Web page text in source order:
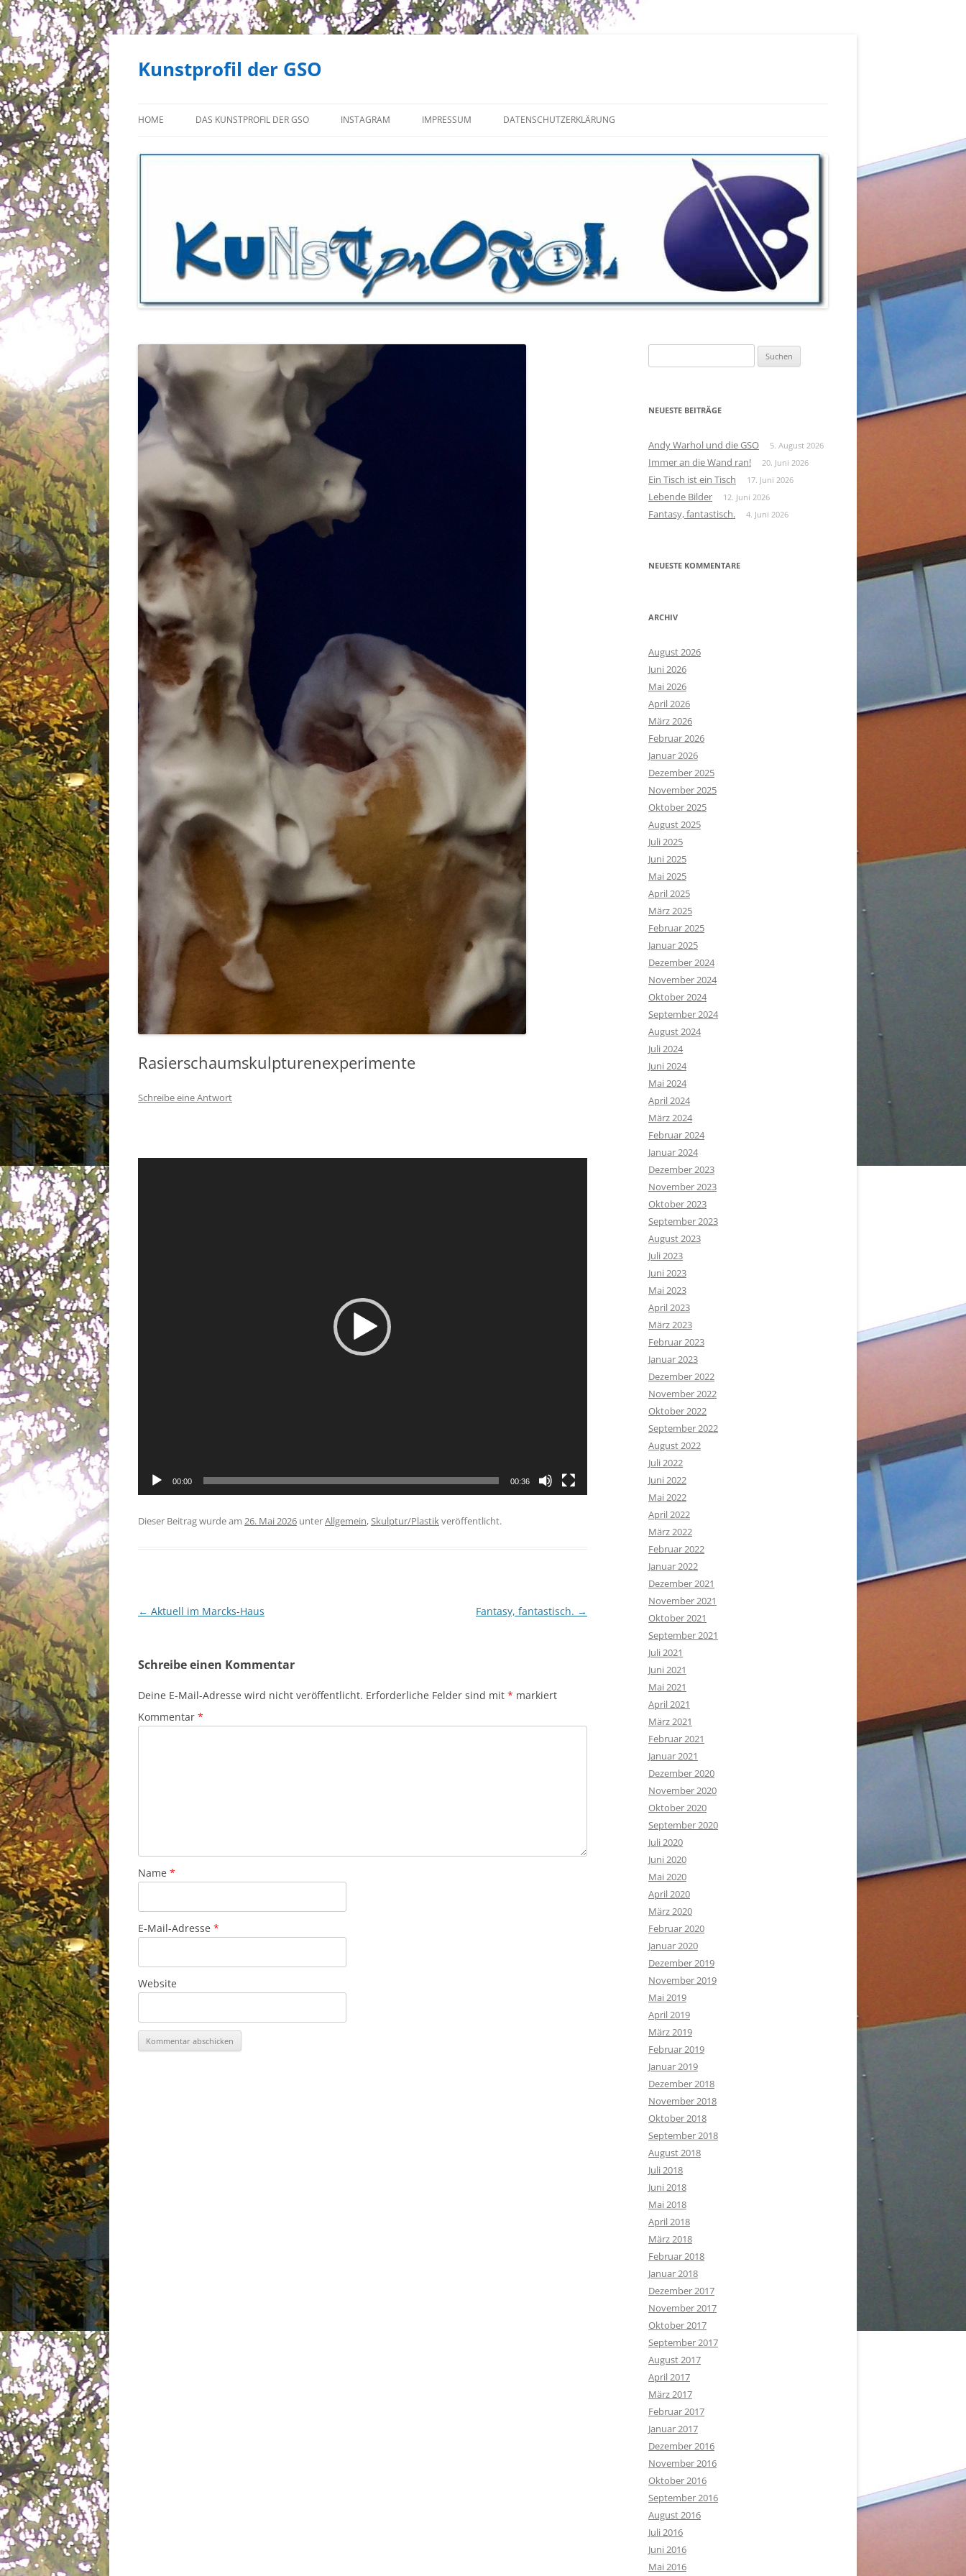
Zum
Kunstprofil der GSO
HOME DAS KUNSTPROFIL DER GSO INSTAGRAM IMPRESSUM DATENSCHUTZERKLÄRUNG
Rasierschaumskulpturenexperimente
Schreibe eine Antwort
00:00 00:36
Dieser Beitrag wurde am 26. Mai 2026 unterAllgemein,Skulptur/Plastikveröffentlicht.
Beitragsnavigation
← Aktuell im Marcks-Haus Fantasy, fantastisch. →
Schreibe einen Kommentar
Deine E-Mail-Adresse wird nicht veröffentlicht. Erforderliche Felder sind mit * markiert
Kommentar *
Name *
E-Mail-Adresse *
Website
nach:
NEUESTE BEITRÄGE
Andy Warhol und die GSO 5. August 2026
Immer an die Wand ran! 20. Juni 2026
Ein Tisch ist ein Tisch 17. Juni 2026
Lebende Bilder 12. Juni 2026
Fantasy, fantastisch. 4. Juni 2026
NEUESTE KOMMENTARE
ARCHIV
August 2026
Juni 2026
Mai 2026
April 2026
März 2026
Februar 2026
Januar 2026
Dezember 2025
November 2025
Oktober 2025
August 2025
Juli 2025
Juni 2025
Mai 2025
April 2025
März 2025
Februar 2025
Januar 2025
Dezember 2024
November 2024
Oktober 2024
September 2024
August 2024
Juli 2024
Juni 2024
Mai 2024
April 2024
März 2024
Februar 2024
Januar 2024
Dezember 2023
November 2023
Oktober 2023
September 2023
August 2023
Juli 2023
Juni 2023
Mai 2023
April 2023
März 2023
Februar 2023
Januar 2023
Dezember 2022
November 2022
Oktober 2022
September 2022
August 2022
Juli 2022
Juni 2022
Mai 2022
April 2022
März 2022
Februar 2022
Januar 2022
Dezember 2021
November 2021
Oktober 2021
September 2021
Juli 2021
Juni 2021
Mai 2021
April 2021
März 2021
Februar 2021
Januar 2021
Dezember 2020
November 2020
Oktober 2020
September 2020
Juli 2020
Juni 2020
Mai 2020
April 2020
März 2020
Februar 2020
Januar 2020
Dezember 2019
November 2019
Mai 2019
April 2019
März 2019
Februar 2019
Januar 2019
Dezember 2018
November 2018
Oktober 2018
September 2018
August 2018
Juli 2018
Juni 2018
Mai 2018
April 2018
März 2018
Februar 2018
Januar 2018
Dezember 2017
November 2017
Oktober 2017
September 2017
August 2017
April 2017
März 2017
Februar 2017
Januar 2017
Dezember 2016
November 2016
Oktober 2016
September 2016
August 2016
Juli 2016
Juni 2016
Mai 2016